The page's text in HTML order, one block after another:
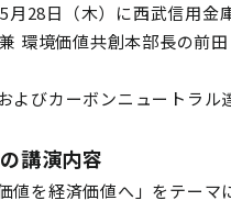
月28日（木）に西武信用
環境価値共創本部長の前
よびカーボンニュートラ
講演内容
値を経済価値へ」をテーマ